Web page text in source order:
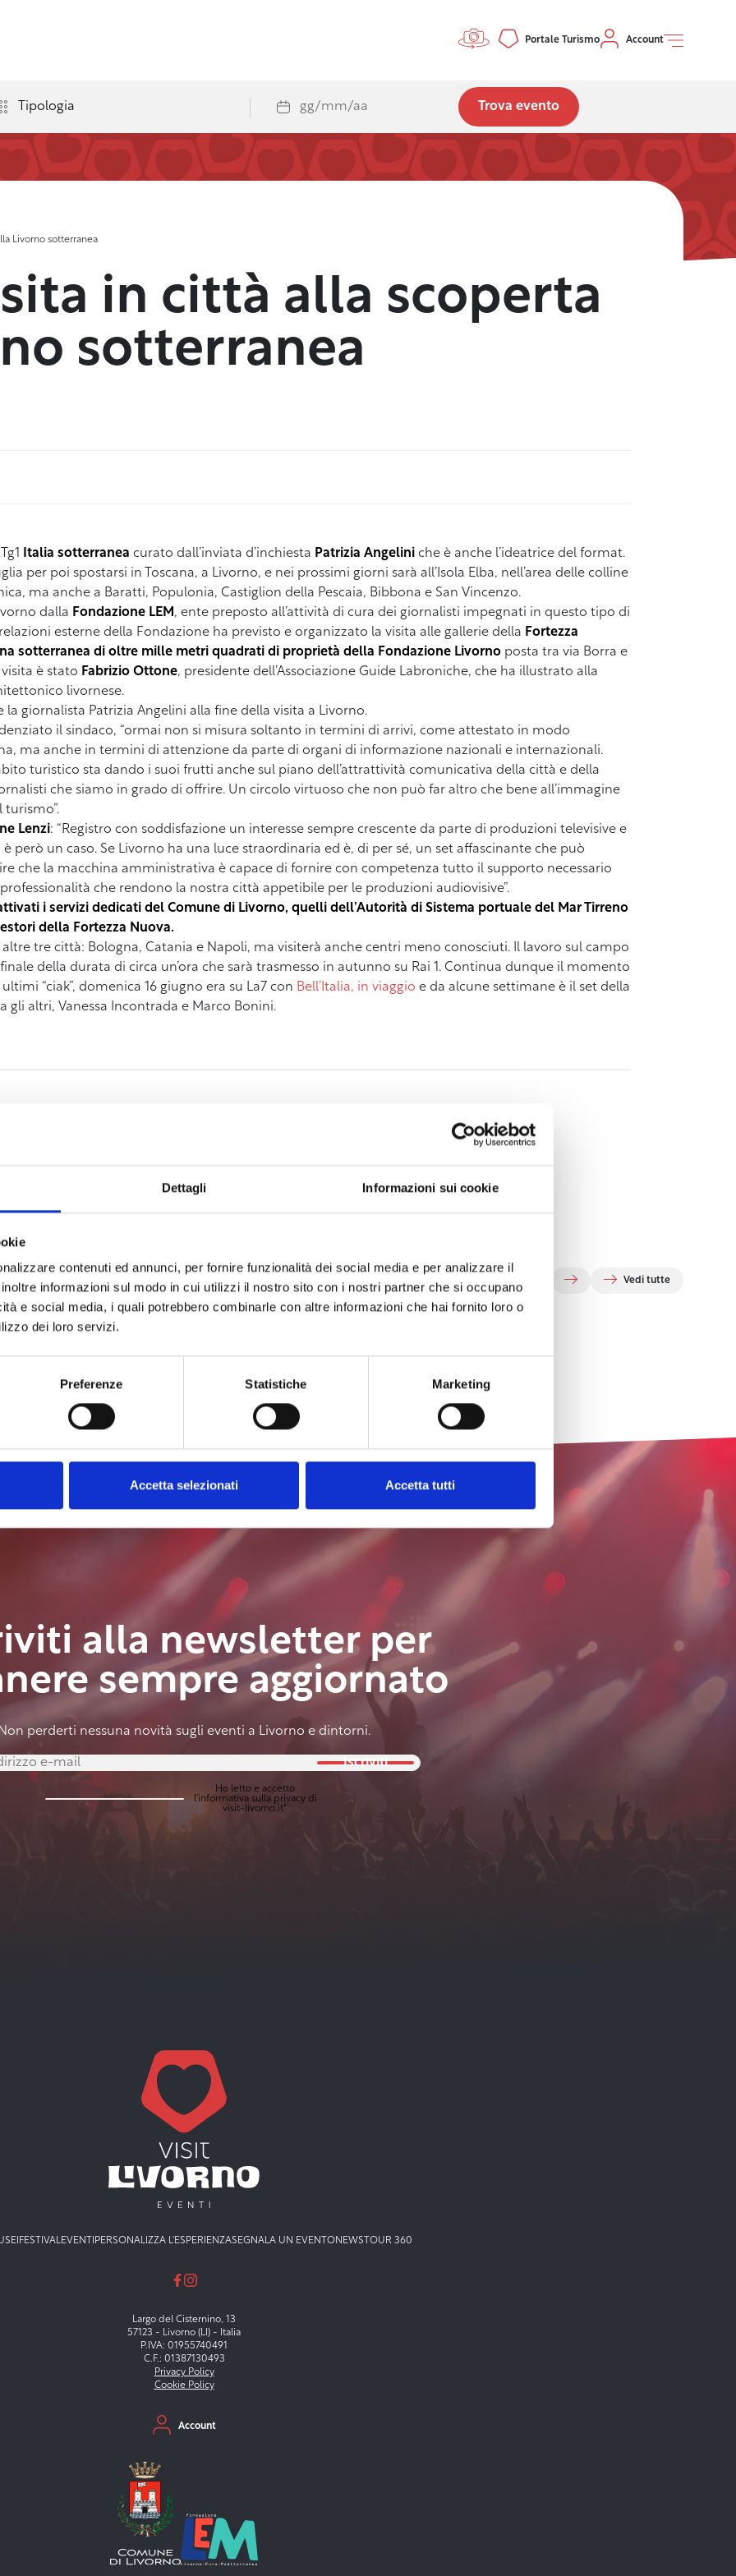
Dettagli Informazioni sui cookie
contenuti ed annunci, per fornire funzionalità dei social media e per analizzare il
informazioni sul modo in cui utilizzi il nostro sito con i nostri partner che si occupano
e social media, i quali potrebbero combinarle con altre informazioni che hai fornito loro o
dei loro servizi.
Preferenze Statistiche Marketing
Accetta selezionati Accetta tutti
Controls menu
Portale Turismo Account
Trova evento
Livorno sotterranea
in città alla scoperta
sotterranea
Italia sotterranea curato dall’inviata d’inchiesta Patrizia Angelini che è anche l’ideatrice del format.
per poi spostarsi in Toscana, a Livorno, e nei prossimi giorni sarà all’Isola Elba, nell’area delle colline
ma anche a Baratti, Populonia, Castiglion della Pescaia, Bibbona e San Vincenzo.
dalla Fondazione LEM , ente preposto all’attività di cura dei giornalisti impegnati in questo tipo di
esterne della Fondazione ha previsto e organizzato la visita alle gallerie della Fortezza
sotterranea di oltre mille metri quadrati di proprietà della Fondazione Livorno posta tra via Borra e
è stato Fabrizio Ottone, presidente dell’Associazione Guide Labroniche, che ha illustrato alla
livornese.
la giornalista Patrizia Angelini alla fine della visita a Livorno.
il sindaco, “ormai non si misura soltanto in termini di arrivi, come attestato in modo
ma anche in termini di attenzione da parte di organi di informazione nazionali e internazionali.
turistico sta dando i suoi frutti anche sul piano dell’attrattività comunicativa della città e della
che siamo in grado di offrire. Un circolo virtuoso che non può far altro che bene all’immagine
Lenzi: “Registro con soddisfazione un interesse sempre crescente da parte di produzioni televisive e
però un caso. Se Livorno ha una luce straordinaria ed è, di per sé, un set affascinante che può
che la macchina amministrativa è capace di fornire con competenza tutto il supporto necessario
che rendono la nostra città appetibile per le produzioni audiovisive”.
i servizi dedicati del Comune di Livorno, quelli dell’Autorità di Sistema portuale del Mar Tirreno
della Fortezza Nuova.
altre tre città: Bologna, Catania e Napoli, ma visiterà anche centri meno conosciuti. Il lavoro sul campo
della durata di circa un’ora che sarà trasmesso in autunno su Rai 1. Continua dunque il momento
“ciak”, domenica 16 giugno era su La7 con Bell’Italia, in viaggio e da alcune settimane è il set della
altri, Vanessa Incontrada e Marco Bonini.
Vedi tutte
alla newsletter per
sempre aggiornato
Non perderti nessuna novità sugli eventi a Livorno e dintorni.
Iscriviti
Ho letto e accetto
l'informativa sulla privacydi
visit-livorno.it*
FESTIVALEVENTI PERSONALIZZA L'ESPERIENZASEGNALA UN EVENTONEWS TOUR 360
Largo del Cisternino, 13
57123 - Livorno (LI) - Italia
P.IVA: 01955740491
C.F.: 01387130493
Privacy Policy
Cookie Policy
Menu secondario
Account